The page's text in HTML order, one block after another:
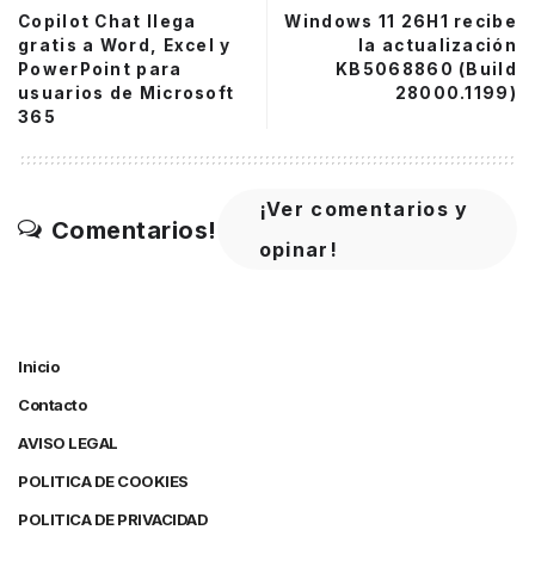
Copilot Chat llega
gratis a Word, Excel y
PowerPoint para
usuarios de Microsoft
365
Windows 11 26H1 recibe
la actualización
KB5068860 (Build
28000.1199)
Comentarios!
¡Ver comentarios y
opinar!
Inicio
Contacto
AVISO LEGAL
POLITICA DE COOKIES
POLITICA DE PRIVACIDAD